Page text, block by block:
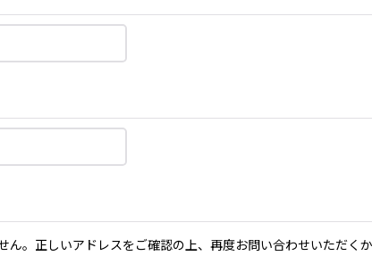
ん。正しいアドレスをご確認の上、再度お問い合わせいただく